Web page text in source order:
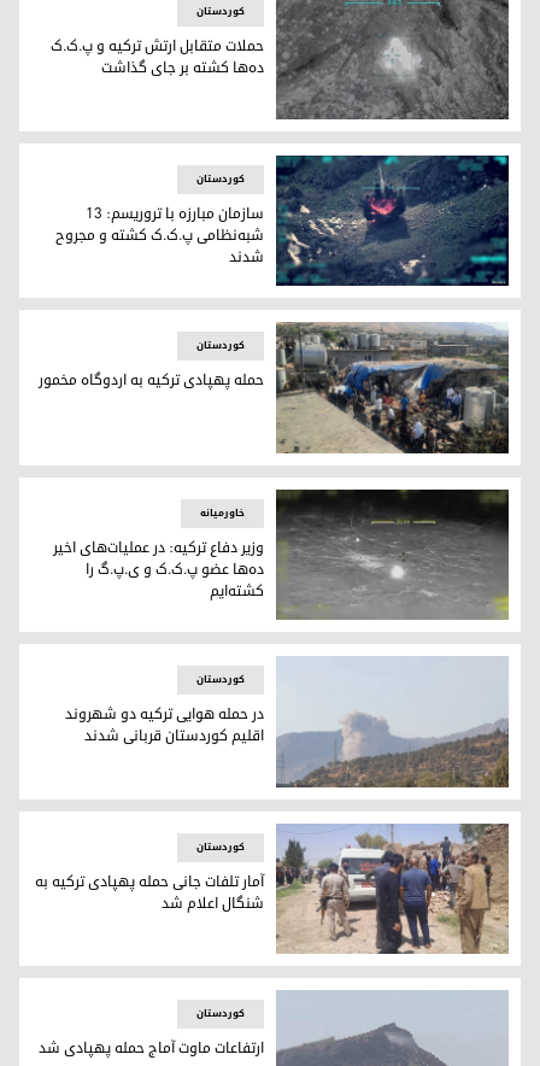
عکس از آرشیو
کوردستان
حملات متقابل ارتش ترکیه و پ.ک.ک
ده‌ها کشته بر جای گذاشت
عکس: آرشیو
کوردستان
سازمان مبارزه با تروریسم: ١٣
شبه‌نظامی پ.ک.ک کشته و مجروح
شدند
نقطه مورد حمله پهپادی در اردوگاه مخمور
کوردستان
حمله پهپادی ترکیه به اردوگاه مخمور
یکی از نقاط بمباران شده توسط نیروی هوایی ارتش ترکیه،
خاورمیانه
وزیر دفاع ترکیه: در عملیات‌های اخیر
ده‌ها عضو پ.ک.ک و ی.پ.گ را
کشته‌ایم
جنگنده‌های ترکیه خودروی غیرنظامیان را در محدوده بخش
کوردستان
در حمله هوایی ترکیه دو شهروند
اقلیم کوردستان قربانی شدند
پایگاه واحدهای مقاومت شنگال در مجتمع خانه‌سور آماج
کوردستان
آمار تلفات جانی حمله پهپادی ترکیه به
شنگال اعلام شد
کوردستان
ارتفاعات ماوت آماج حمله پهپادی شد